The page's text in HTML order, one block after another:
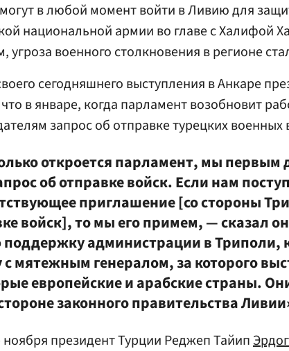
в любой момент войти в Ливию для
национальной армии во главе с Халифой
угроза военного столкновения в регионе
сегодняшнего выступления в Анкаре
в январе, когда парламент возобновит
запрос об отправке турецких
откроется парламент, мы
об отправке войск. Если нам
приглашение [со стороны
войск], то мы его примем, — сказал
администрации в Триполи,
с мятежным генералом, за которого
европейские и арабские страны.
законного правительства
президент Турции Реджеп Тайип